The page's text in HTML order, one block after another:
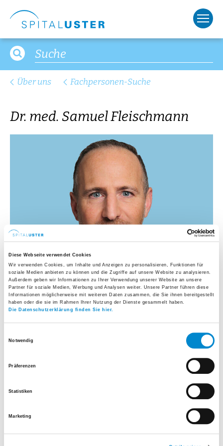
Diese Webseite verwendet Cookies
Wir verwenden Cookies, um Inhalte und Anzeigen zu personalisieren, Funktionen für
soziale Medien anbieten zu können und die Zugriffe auf unsere Website zu analysieren.
Außerdem geben wir Informationen zu Ihrer Verwendung unserer Website an unsere
Partner für soziale Medien, Werbung und Analysen weiter. Unsere Partner führen diese
Informationen möglicherweise mit weiteren Daten zusammen, die Sie ihnen bereitgestellt
haben oder die sie im Rahmen Ihrer Nutzung der Dienste gesammelt haben.
Die Datenschutzerklärung finden Sie hier.
Notwendig
Präferenzen
Statistiken
Marketing
Über uns Fachpersonen-Suche
Dr. med. Samuel Fleischmann
Facharzt für Orthopädische Chirurgie und
Facharzt für Chirurgie, Schwerpunkte
Traumatologie (SGACT), Zertifizierter Kniechirurg